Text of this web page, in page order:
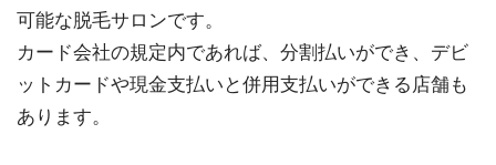
可能な脱毛サロンです。
カード会社の規定内であれば、分割払いができ、デビ
ットカードや現金支払いと併用支払いができる店舗も
あります。